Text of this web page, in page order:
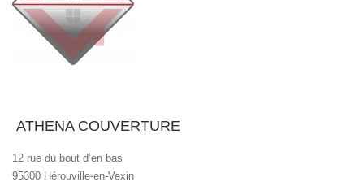
ATHENA COUVERTURE
12 rue du bout d’en bas
95300 Hérouville-en-Vexin